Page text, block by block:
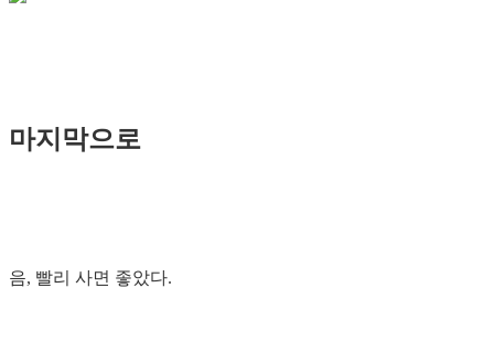
마지막으로
음, 빨리 사면 좋았다.